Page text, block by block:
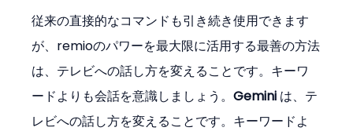
従来の直接的なコマンドも引き続き使用できます
が、remioのパワーを最大限に活用する最善の方法
は、テレビへの話し方を変えることです。キーワ
ードよりも会話を意識しましょう。Gemini は、テ
レビへの話し方を変えることです。キーワードよ